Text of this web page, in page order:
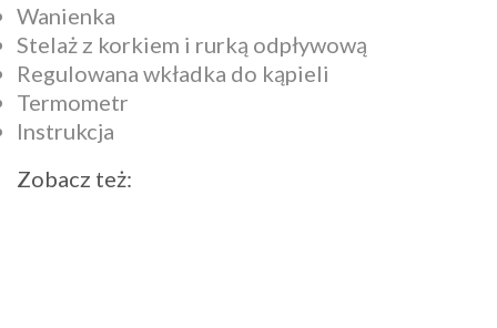
Wanienka
Stelaż z korkiem i rurką odpływową
Regulowana wkładka do kąpieli
Termometr
Instrukcja
Zobacz też: